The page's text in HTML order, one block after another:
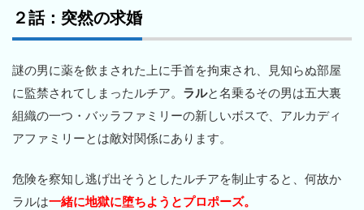
２話：突然の求婚
謎の男に薬を飲まされた上に手首を拘束され、見知らぬ部屋
に監禁されてしまったルチア。 ラルと名乗るその男は五大裏
組織の一つ・バッラファミリーの新しいボスで、アルカディ
アファミリーとは敵対関係にあります。
危険を察知し逃げ出そうとしたルチアを制止すると、何故か
ラルは一緒に地獄に堕ちようとプロポーズ。